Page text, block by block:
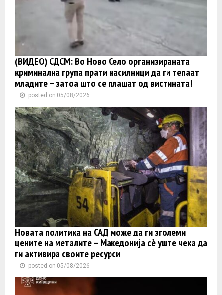
(ВИДЕО) СДСМ: Во Ново Село организираната
криминална група прати насилници да ги тепаат
младите – затоа што се плашат од вистината!
posted on 05/08/2026
Новата политика на САД може да ги зголеми
цените на металите – Македонија сè уште чека да
ги активира своите ресурси
posted on 05/08/2026